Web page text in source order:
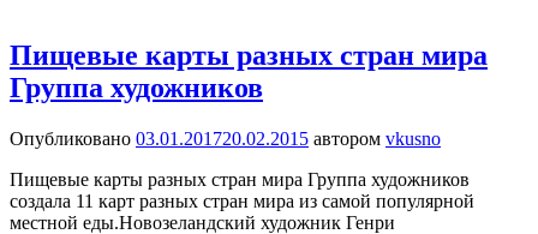
Пищевые карты разных стран мира
Группа художников
Опубликовано 03.01.201720.02.2015 автором vkusno
Пищевые карты разных стран мира Группа художников
создала 11 карт разных стран мира из самой популярной
местной еды.Новозеландский художник Генри